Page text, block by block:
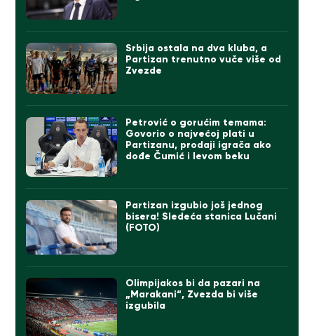
Srbija ostala na dva kluba, a
Partizan trenutno vuče više od
Zvezde
Petrović o gorućim temama:
Govorio o najvećoj plati u
Partizanu, prodaji igrača ako
dođe Čumić i levom beku
Partizan izgubio još jednog
bisera! Sledeća stanica Lučani
(FOTO)
Olimpijakos bi da pazari na
„Marakani“, Zvezda bi više
izgubila